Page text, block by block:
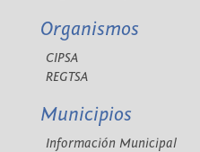
Organismos
CIPSA
REGTSA
Municipios
Información Municipal